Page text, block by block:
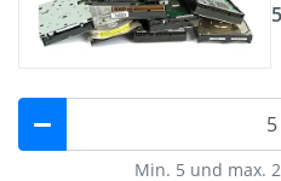
Min. 5 und max.